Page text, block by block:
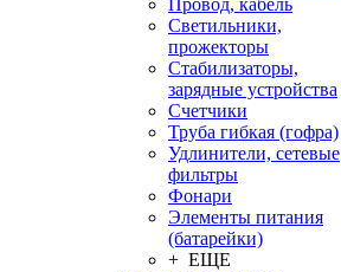
Провод, кабель
Светильники,
прожекторы
Стабилизаторы,
зарядные устройства
Счетчики
Труба гибкая (гофра)
Удлинители, сетевые
фильтры
Фонари
Элементы питания
(батарейки)
+ ЕЩЕ